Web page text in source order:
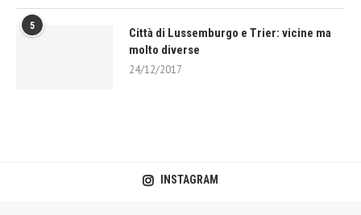
5
Città di Lussemburgo e Trier: vicine ma
molto diverse
24/12/2017
INSTAGRAM